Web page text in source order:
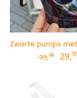
39,95
prijs
29,